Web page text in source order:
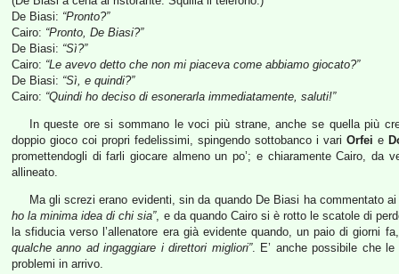
De Biasi: “Pronto?”
Cairo: “Pronto, De Biasi?”
De Biasi: “Sì?”
Cairo: “Le avevo detto che non mi piaceva come abbiamo giocato?”
De Biasi: “Sì, e quindi?”
Cairo: “Quindi ho deciso di esonerarla immediatamente, saluti!”
In queste ore si sommano le voci più strane, anche se quella più
doppio gioco coi propri fedelissimi, spingendo sottobanco i vari Orfei e
promettendogli di farli giocare almeno un po’; e chiaramente Cairo, da
allineato.
Ma gli screzi erano evidenti, sin da quando De Biasi ha commentato
ho la minima idea di chi sia”, e da quando Cairo si è rotto le scatole di
la sfiducia verso l’allenatore era già evidente quando, un paio di giorni
qualche anno ad ingaggiare i direttori migliori”. E’ anche possibile che
problemi in arrivo.